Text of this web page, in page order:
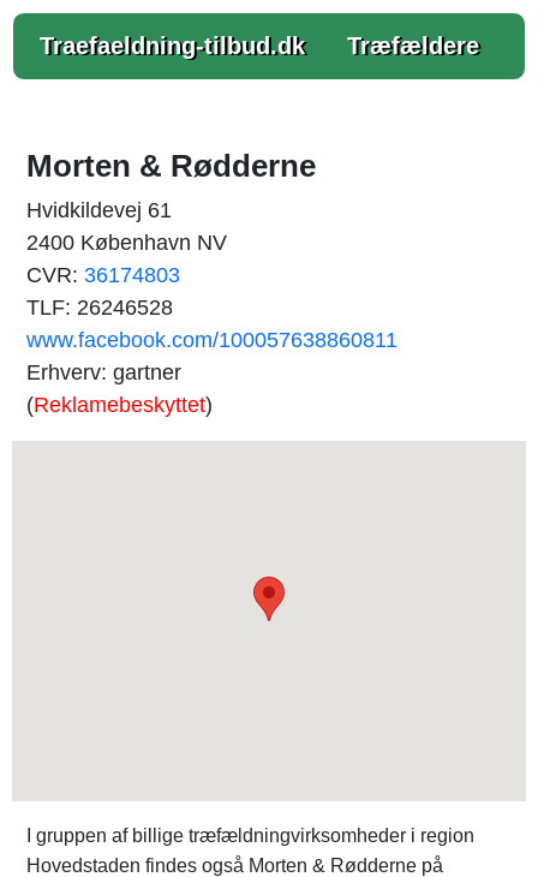
Traefaeldning-tilbud.dk Træfældere
Morten & Rødderne
Hvidkildevej 61
2400 København NV
CVR: 36174803
TLF: 26246528
www.facebook.com/100057638860811
Erhverv: gartner
(Reklamebeskyttet)
I gruppen af billige træfældningvirksomheder i region
Hovedstaden findes også Morten & Rødderne på